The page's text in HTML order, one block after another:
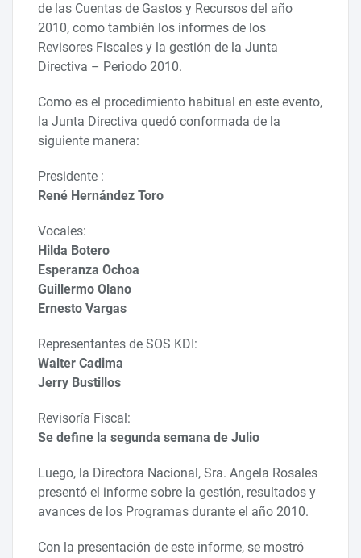
de las Cuentas de Gastos y Recursos del año
2010, como también los informes de los
Revisores Fiscales y la gestión de la Junta
Directiva – Periodo 2010.
Como es el procedimiento habitual en este evento,
la Junta Directiva quedó conformada de la
siguiente manera:
Presidente :
René Hernández Toro
Vocales:
Hilda Botero
Esperanza Ochoa
Guillermo Olano
Ernesto Vargas
Representantes de SOS KDI:
Walter Cadima
Jerry Bustillos
Revisoría Fiscal:
Se define la segunda semana de Julio
Luego, la Directora Nacional, Sra. Angela Rosales
presentó el informe sobre la gestión, resultados y
avances de los Programas durante el año 2010.
Con la presentación de este informe, se mostró